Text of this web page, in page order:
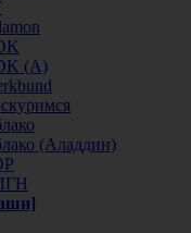
(А)
(Аладдин)